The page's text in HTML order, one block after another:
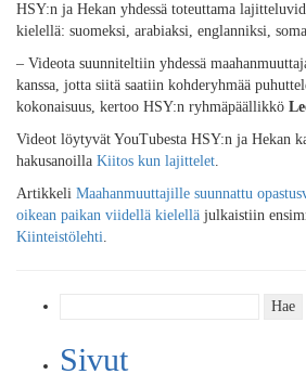
HSY:n ja Hekan yhdessä toteuttama
kielellä: suomeksi, arabiaksi, englanniksi,
– Videota suunniteltiin yhdessä
kanssa, jotta siitä saatiin kohderyhmää
kokonaisuus, kertoo HSY:n ryhmäpäällikkö
Videot löytyvät YouTubesta HSY:n ja Hekan
hakusanoilla Kiitos kun lajittelet.
Artikkeli Maahanmuuttajille suunnattu
oikean paikan viidellä kielellä julkaistiin
Kiinteistölehti.
Sivut